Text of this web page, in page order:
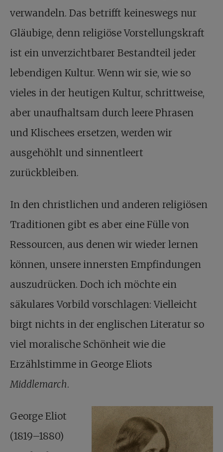
verwandeln. Das betrifft keineswegs nur
Gläubige, denn religiöse Vorstellungskraft
ist ein unverzichtbarer Bestandteil jeder
lebendigen Kultur. Wenn wir sie, wie so
vieles in der heutigen Kultur, schrittweise,
aber unaufhaltsam durch leere Phrasen
und Klischees ersetzen, werden wir
ausgehöhlt und sinnentleert
zurückbleiben.
In den christlichen und anderen religiösen
Traditionen gibt es aber eine Fülle von
Ressourcen, aus denen wir wieder lernen
können, unsere innersten Empfindungen
auszudrücken. Doch ich möchte ein
säkulares Vorbild vorschlagen: Vielleicht
birgt nichts in der englischen Literatur so
viel moralische Schönheit wie die
Erzählstimme in George Eliots
Middlemarch.
George Eliot
(1819–1880)